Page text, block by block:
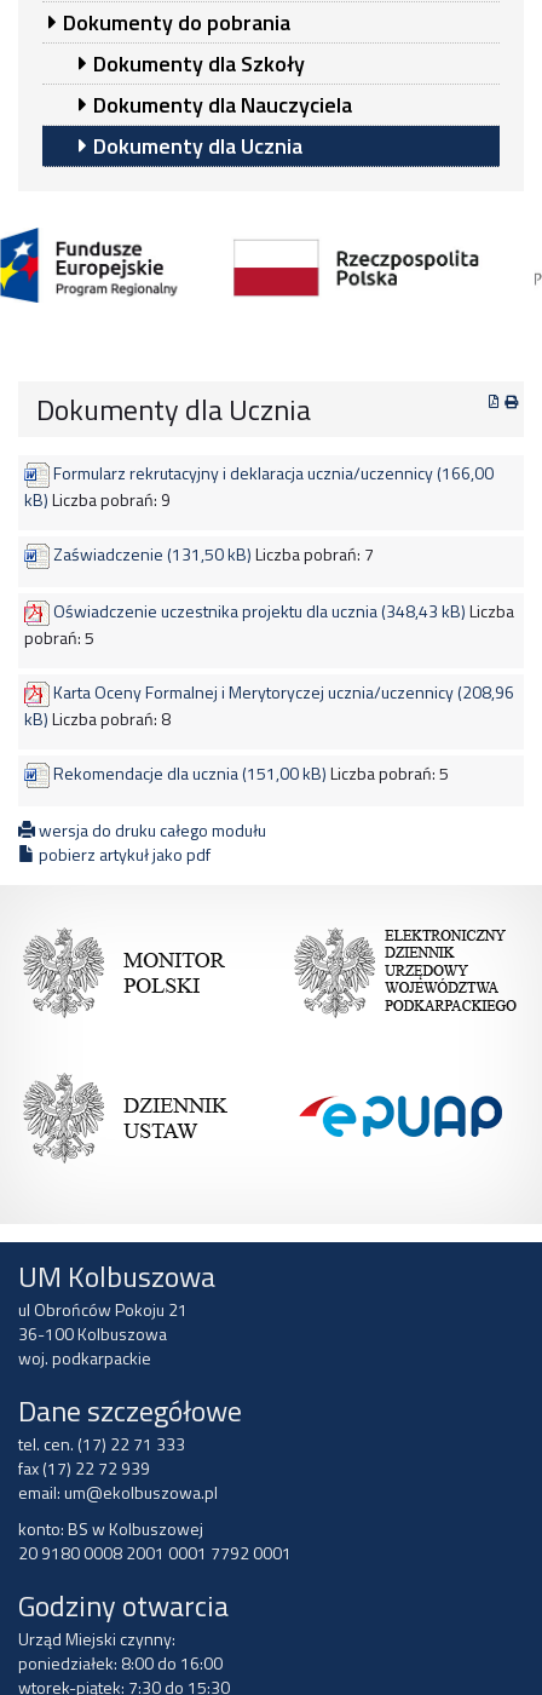
Dokumenty do pobrania
Dokumenty dla Szkoły
Dokumenty dla Nauczyciela
Dokumenty dla Ucznia
Dokumenty dla Ucznia
Formularz rekrutacyjny i deklaracja ucznia/uczennicy (166,00
kB)Liczba pobrań: 9
Zaświadczenie (131,50 kB)Liczba pobrań: 7
Oświadczenie uczestnika projektu dla ucznia (348,43 kB)Liczba
pobrań:5
Karta Oceny Formalnej i Merytoryczej ucznia/uczennicy (208,96
kB)Liczba pobrań: 8
Rekomendacje dla ucznia (151,00 kB)Liczba pobrań:5
wersja do druku całego modułu
pobierz artykuł jako pdf
UM Kolbuszowa
ul Obrońców Pokoju 21
36-100 Kolbuszowa
woj. podkarpackie
Dane szczegółowe
tel. cen. (17) 22 71 333
fax (17) 22 72 939
email:um@ekolbuszowa.pl
konto: BS w Kolbuszowej
20 9180 0008 2001 0001 7792 0001
Godziny otwarcia
Urząd Miejski czynny:
poniedziałek: 8:00 do 16:00
wtorek-piątek: 7:30 do 15:30